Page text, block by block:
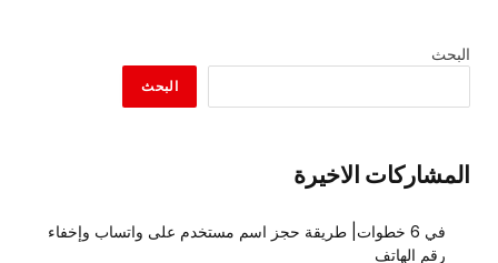
البحث
البحث
المشاركات الاخيرة
في 6 خطوات| طريقة حجز اسم مستخدم على واتساب وإخفاء
رقم الهاتف